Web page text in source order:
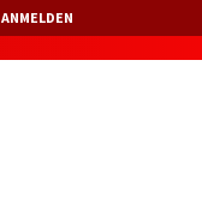
ANMELDEN